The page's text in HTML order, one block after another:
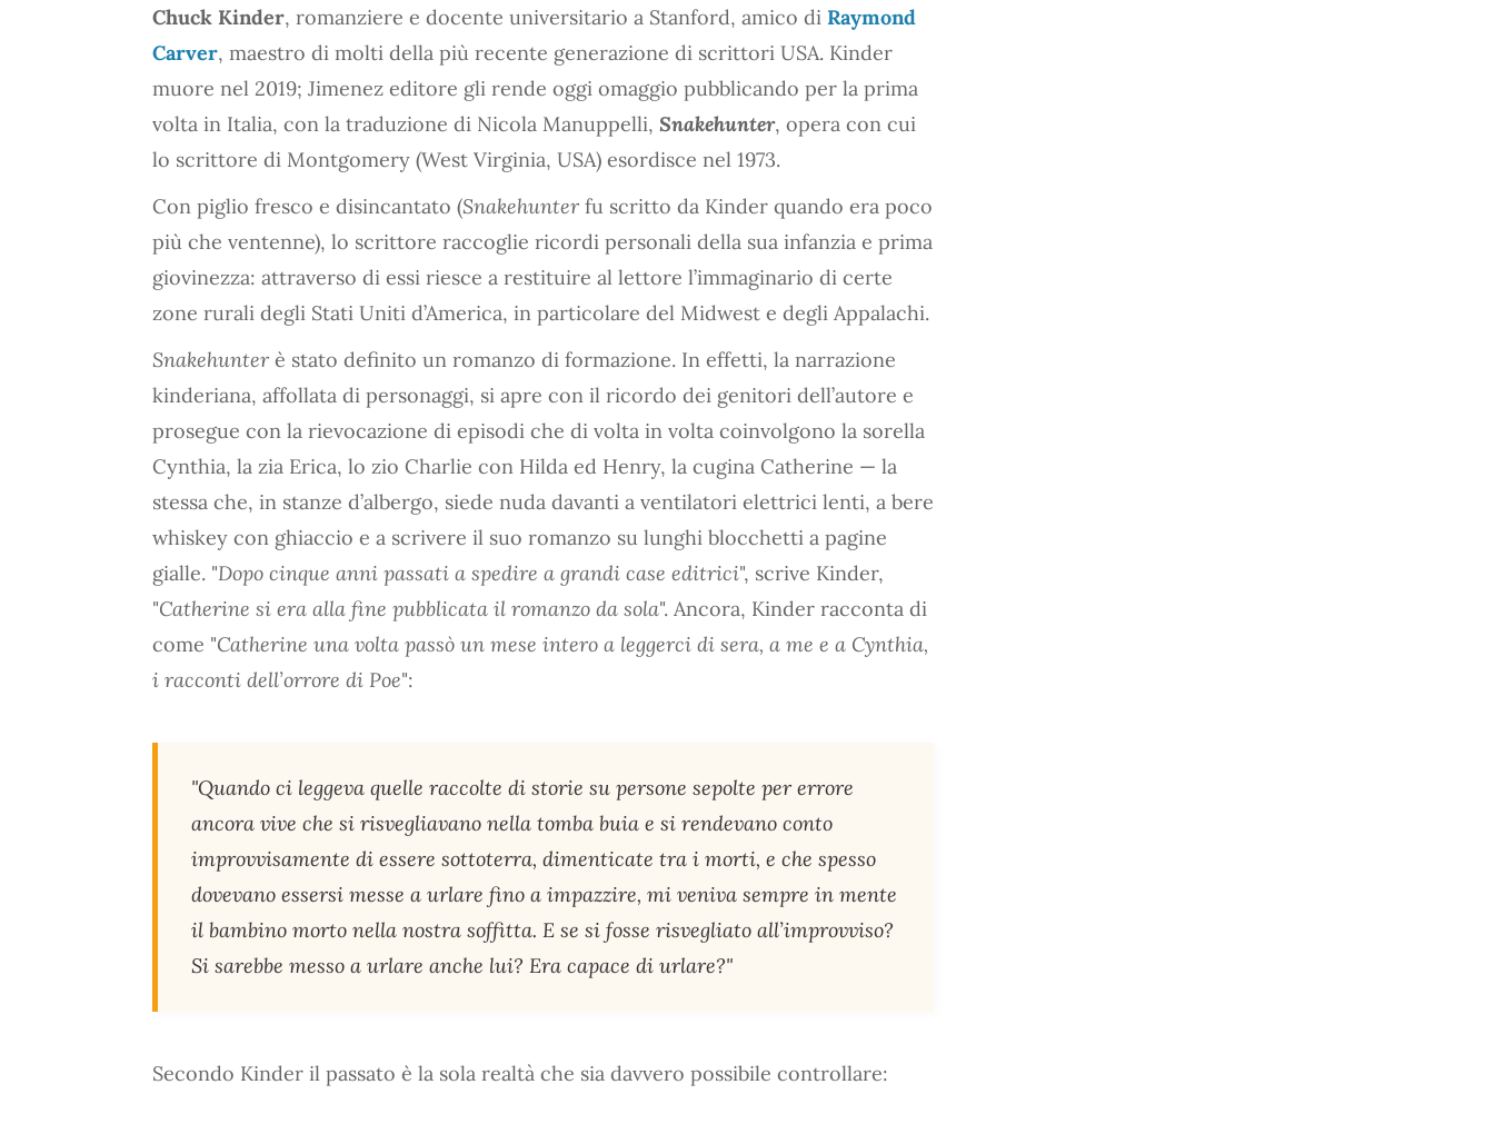
Chuck Kinder, romanziere e docente universitario a Stanford, amico di Raymond
Carver, maestro di molti della più recente generazione di scrittori USA. Kinder
muore nel 2019; Jimenez editore gli rende oggi omaggio pubblicando per la prima
volta in Italia, con la traduzione di Nicola Manuppelli, Snakehunter, opera con cui
lo scrittore di Montgomery (West Virginia, USA) esordisce nel 1973.
Con piglio fresco e disincantato (Snakehunter fu scritto da Kinder quando era poco
più che ventenne), lo scrittore raccoglie ricordi personali della sua infanzia e prima
giovinezza: attraverso di essi riesce a restituire al lettore l’immaginario di certe
zone rurali degli Stati Uniti d’America, in particolare del Midwest e degli Appalachi.
Snakehunter è stato definito un romanzo di formazione. In effetti, la narrazione
kinderiana, affollata di personaggi, si apre con il ricordo dei genitori dell’autore e
prosegue con la rievocazione di episodi che di volta in volta coinvolgono la sorella
Cynthia, la zia Erica, lo zio Charlie con Hilda ed Henry, la cugina Catherine — la
stessa che, in stanze d’albergo, siede nuda davanti a ventilatori elettrici lenti, a bere
whiskey con ghiaccio e a scrivere il suo romanzo su lunghi blocchetti a pagine
gialle. "Dopo cinque anni passati a spedire a grandi case editrici", scrive Kinder,
"Catherine si era alla fine pubblicata il romanzo da sola". Ancora, Kinder racconta di
come "Catherine una volta passò un mese intero a leggerci di sera, a me e a Cynthia,
i racconti dell’orrore di Poe":
"Quando ci leggeva quelle raccolte di storie su persone sepolte per errore
ancora vive che si risvegliavano nella tomba buia e si rendevano conto
improvvisamente di essere sottoterra, dimenticate tra i morti, e che spesso
dovevano essersi messe a urlare fino a impazzire, mi veniva sempre in mente
il bambino morto nella nostra soffitta. E se si fosse risvegliato all’improvviso?
Si sarebbe messo a urlare anche lui? Era capace di urlare?"
Secondo Kinder il passato è la sola realtà che sia davvero possibile controllare: